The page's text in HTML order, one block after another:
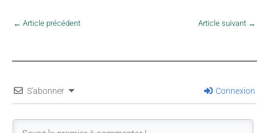
← Article précédent Article suivant →
S'abonner Connexion